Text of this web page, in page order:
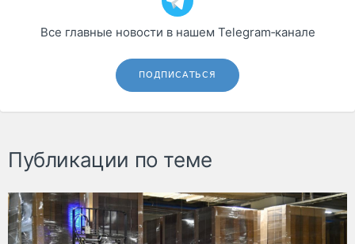
Все главные новости в нашем Telegram‑канале
ПОДПИСАТЬСЯ
Публикации по теме